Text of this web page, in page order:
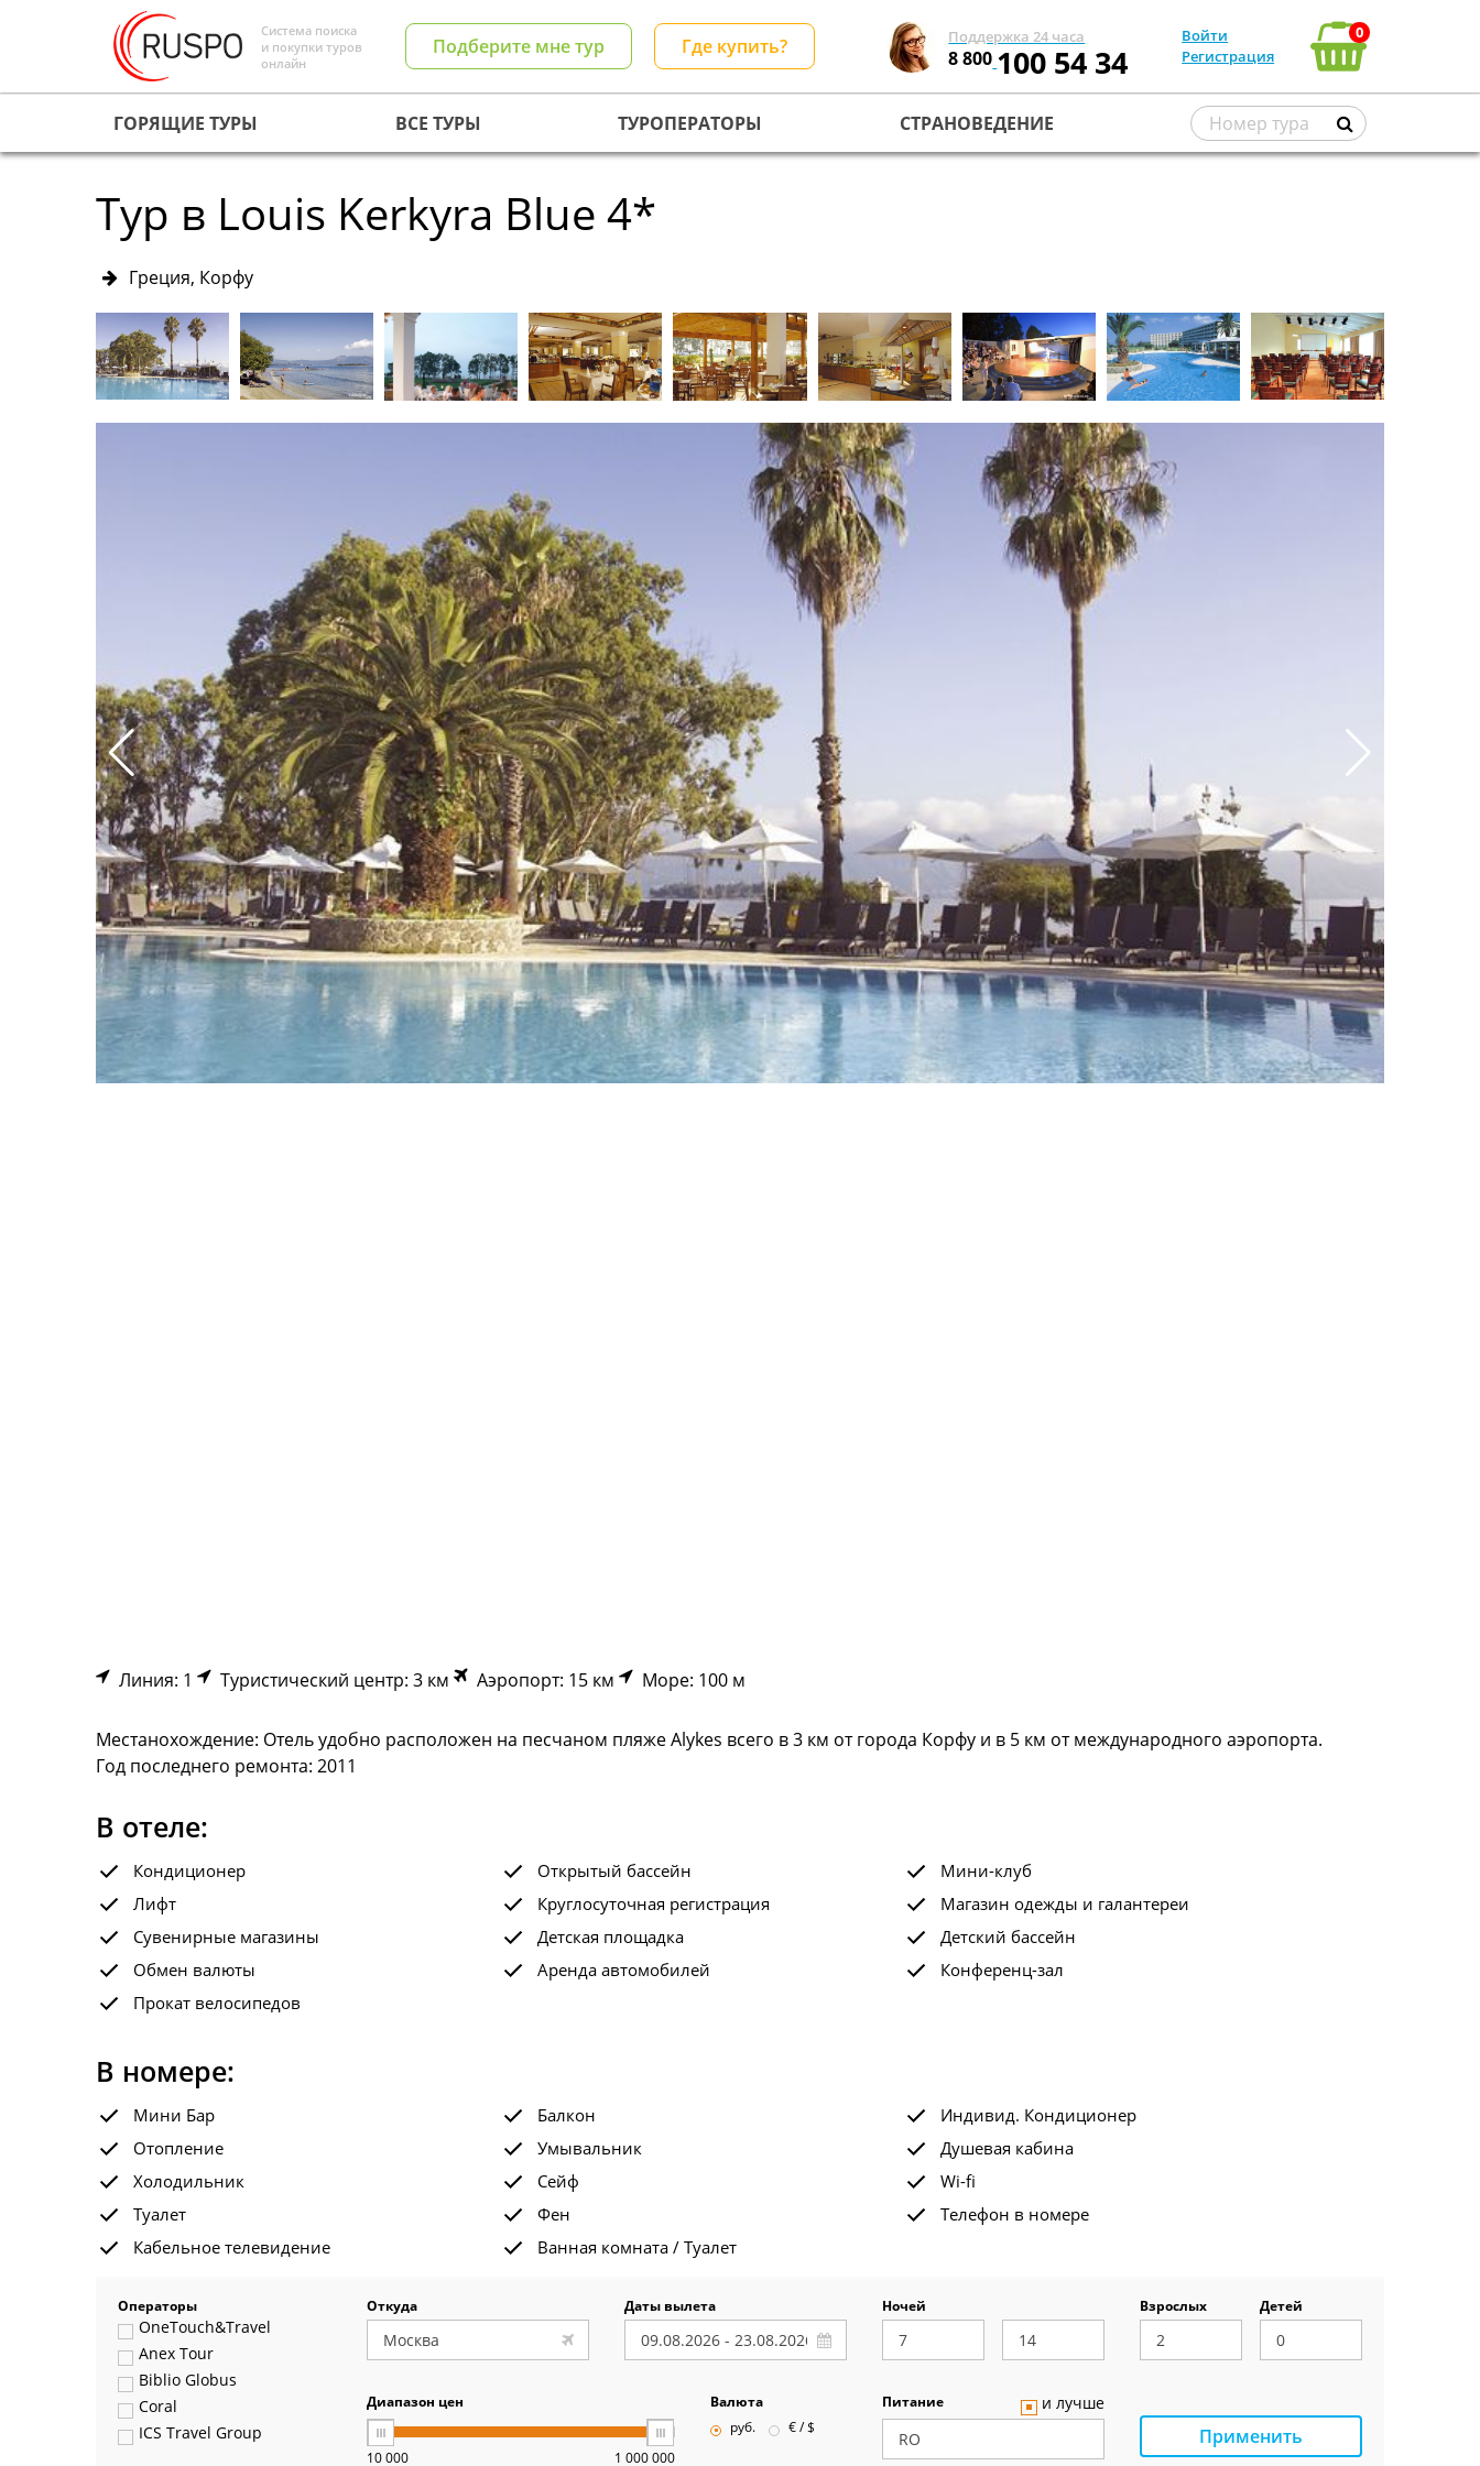
Система поиска
и покупки туров
онлайн
Подберите мне тур Где купить? Поддержка 24 часа
8 800100 54 34
Войти
Регистрация
0
ГОРЯЩИЕ ТУРЫ ВСЕ ТУРЫ ТУРОПЕРАТОРЫ СТРАНОВЕДЕНИЕ
Тур в Louis Kerkyra Blue 4*
Греция, Корфу
Линия: 1 Туристический центр: 3 км Аэропорт: 15 км Море: 100 м
Местанохождение: Отель удобно расположен на песчаном пляже Alykes всего в 3 км от города Корфу и в 5 км от международного аэропорта.
Год последнего ремонта: 2011
В отеле:
Кондиционер Открытый бассейн
Мини-клуб
Лифт
Круглосуточная регистрация
Магазин одежды и галантереи
Сувенирные магазины
Детская площадка
Детский бассейн
Обмен валюты
Аренда автомобилей
Конференц-зал
Прокат велосипедов
В номере:
Мини Бар Балкон
Индивид. Кондиционер
Отопление
Умывальник
Душевая кабина
Холодильник
Сейф
Wi-fi
Туалет
Фен
Телефон в номере
Кабельное телевидение
Ванная комната / Туалет
Операторы
OneTouch&Travel
Anex Tour
Biblio Globus
Coral
ICS Travel Group
Откуда Даты вылета Ночей Взрослых Детей
Диапазон цен
10 000 1 000 000
Валюта
руб.
€ / $
Питание и лучше
Применить